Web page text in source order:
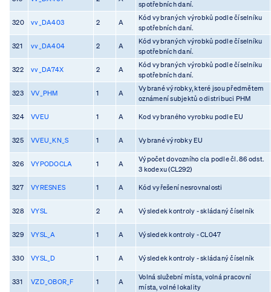
spotřebních daní.
320 vv_DA403 2 A
Kód vybraných výrobků podle číselníku
spotřebních daní.
321 vv_DA404 2 A
Kód vybraných výrobků podle číselníku
spotřebních daní.
322 vv_DA74X 2 A
Kód vybraných výrobků podle číselníku
spotřebních daní.
323 VV_PHM 1 A
Vybrané výrobky, které jsou předmětem
oznámení subjektů o distribuci PHM
324 VVEU 1 A Kod vybraného vyrobku podle EU
325 VVEU_KN_S 1 A Vybrané výrobky EU
326 VYPODOCLA 1 A
Výpočet dovozního cla podle čl. 86 odst.
3 kodexu (CL292)
327 VYRESNES 1 A Kód vyřešení nesrovnalosti
328 VYSL 2 A Výsledek kontroly - skládaný číselník
329 VYSL_A 1 A Výsledek kontroly - CL047
330 VYSL_D 1 A Výsledek kontroly - skládaný číselník
331 VZD_OBOR_F 1 A
Volná služební místa, volná pracovní
místa, volné lokality